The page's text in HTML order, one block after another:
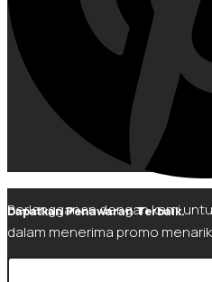
Dapatkan Penawaran Terbaik.
Berlangganan dengan kami
dalam menerima promo